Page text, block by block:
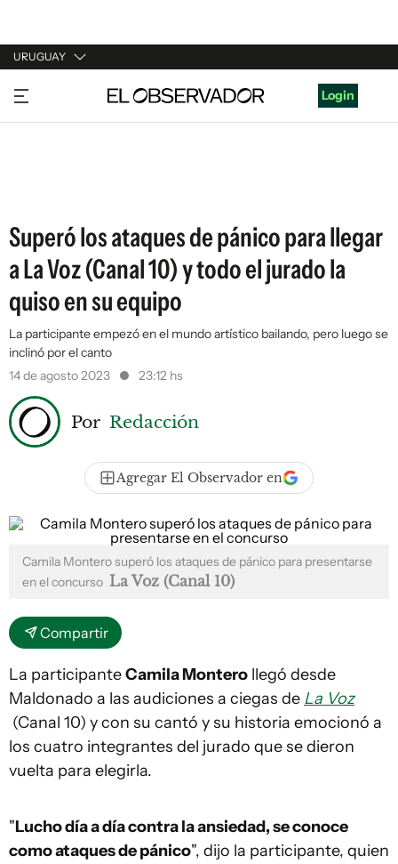
URUGUAY
URUGUAY
ARGENTINA
Login
Superó los ataques de pánico para llegar
a La Voz (Canal 10) y todo el jurado la
quiso en su equipo
La participante empezó en el mundo artístico bailando, pero luego se
inclinó por el canto
14 de agosto 2023
23:12 hs
Por Redacción
Agregar El Observador en
Camila Montero superó los ataques de pánico para presentarse
en el concurso La Voz (Canal 10)
Compartir
La participanteCamila Montero llegó desde
Maldonado a las audiciones a ciegas de La Voz
(Canal 10) y con su cantó y su historia emocionó a
los cuatro integrantes del jurado que se dieron
vuelta para elegirla.
"Lucho día a día contra la ansiedad, se conoce
como ataques de pánico", dijo la participante, quien